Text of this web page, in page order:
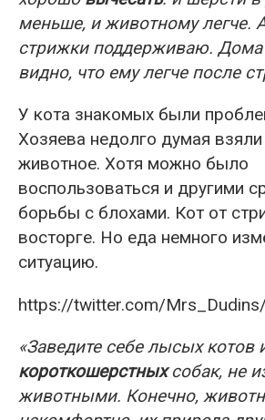
меньше, и животному легче.
стрижки поддерживаю. Дома
видно, что ему легче после
У кота знакомых были
Хозяева недолго думая взяли
животное. Хотя можно было
воспользоваться и другими
борьбы с блохами. Кот от
восторге. Но еда немного
ситуацию.
https://twitter.com/
«Заведите себе лысых котов
короткошерстныхсобак, не
животными. Конечно,